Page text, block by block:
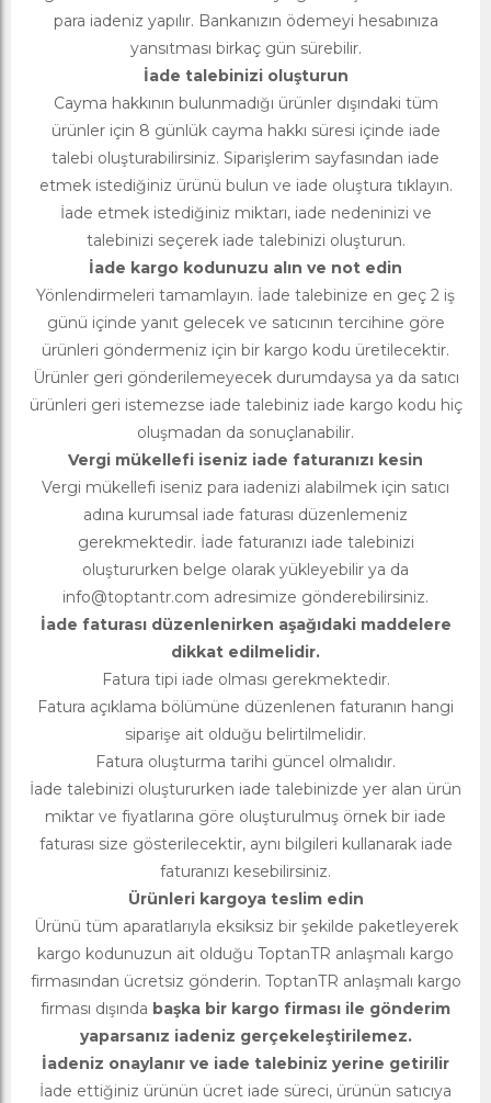
para iadeniz yapılır. Bankanızın ödemeyi hesabınıza
yansıtması birkaç gün sürebilir.
İade talebinizi oluşturun
Cayma hakkının bulunmadığı ürünler dışındaki tüm
ürünler için 8 günlük cayma hakkı süresi içinde iade
talebi oluşturabilirsiniz. Siparişlerim sayfasından iade
etmek istediğiniz ürünü bulun ve iade oluştura tıklayın.
İade etmek istediğiniz miktarı, iade nedeninizi ve
talebinizi seçerek iade talebinizi oluşturun.
İade kargo kodunuzu alın ve not edin
Yönlendirmeleri tamamlayın. İade talebinize en geç 2 iş
günü içinde yanıt gelecek ve satıcının tercihine göre
ürünleri göndermeniz için bir kargo kodu üretilecektir.
Ürünler geri gönderilemeyecek durumdaysa ya da satıcı
ürünleri geri istemezse iade talebiniz iade kargo kodu hiç
oluşmadan da sonuçlanabilir.
Vergi mükellefi iseniz iade faturanızı kesin
Vergi mükellefi iseniz para iadenizi alabilmek için satıcı
adına kurumsal iade faturası düzenlemeniz
gerekmektedir. İade faturanızı iade talebinizi
oluştururken belge olarak yükleyebilir ya da
info@toptantr.com adresimize gönderebilirsiniz.
İade faturası düzenlenirken aşağıdaki maddelere
dikkat edilmelidir.
Fatura tipi iade olması gerekmektedir.
Fatura açıklama bölümüne düzenlenen faturanın hangi
siparişe ait olduğu belirtilmelidir.
Fatura oluşturma tarihi güncel olmalıdır.
İade talebinizi oluştururken iade talebinizde yer alan ürün
miktar ve fiyatlarına göre oluşturulmuş örnek bir iade
faturası size gösterilecektir, aynı bilgileri kullanarak iade
faturanızı kesebilirsiniz.
Ürünleri kargoya teslim edin
Ürünü tüm aparatlarıyla eksiksiz bir şekilde paketleyerek
kargo kodunuzun ait olduğu ToptanTR anlaşmalı kargo
firmasından ücretsiz gönderin. ToptanTR anlaşmalı kargo
firması dışında başka bir kargo firması ile gönderim
yaparsanız iadeniz gerçekeleştirilemez.
İadeniz onaylanır ve iade talebiniz yerine getirilir
İade ettiğiniz ürünün ücret iade süreci, ürünün satıcıya